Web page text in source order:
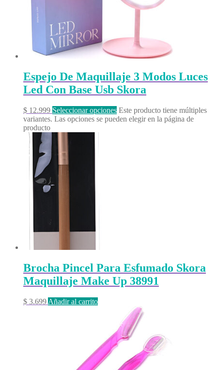
Espejo De Maquillaje 3 Modos Luces
Led Con Base Usb Skora
$ 12.999 Seleccionar opciones Este producto tiene múltiples
variantes. Las opciones se pueden elegir en la página de
producto
Brocha Pincel Para Esfumado Skora
Maquillaje Make Up 38991
$ 3.699 Añadir al carrito